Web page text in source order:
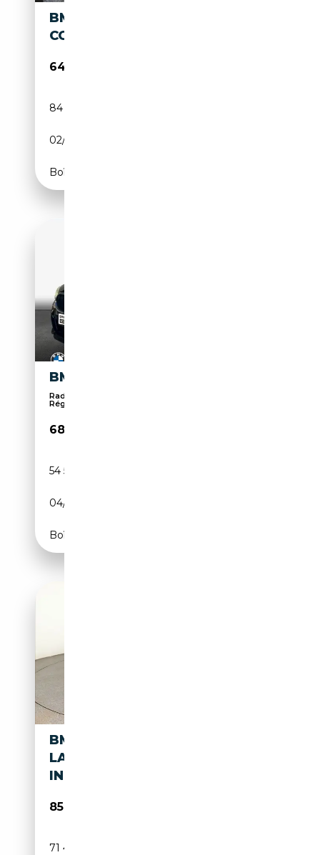
BMW M850 I XDRIVE AUT.
COUPE NAVI LED SHZ
64 900€
84 251 km
02/2019
Boîte automatique
BMW M850 I XDRIVE
Radio numérique, Affichage tête haute,
Régulateur ...
68 480€
54 563 km
04/2023
Boîte automatique
BMW M850 I XDR.
LASER|LT|DRAPROF|PAS+360|
INDIVIDUAL
85 850€
71 408 km